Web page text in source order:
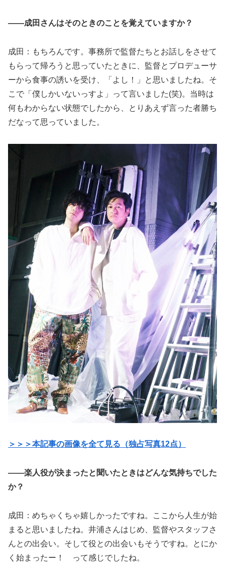
——成田さんはそのときのことを覚えていますか？
成田：もちろんです。事務所で監督たちとお話しをさせて
もらって帰ろうと思っていたときに、監督とプロデューサ
ーから食事の誘いを受け、「よし！」と思いましたね。そ
こで「僕しかいないっすよ」って言いました(笑)。当時は
何もわからない状態でしたから、とりあえず言った者勝ち
だなって思っていました。
＞＞＞本記事の画像を全て見る（独占写真12点）
——楽人役が決まったと聞いたときはどんな気持ちでした
か？
成田：めちゃくちゃ嬉しかったですね。ここから人生が始
まると思いましたね。井浦さんはじめ、監督やスタッフさ
んとの出会い。そして役との出会いもそうですね。とにか
く始まったー！ って感じでしたね。